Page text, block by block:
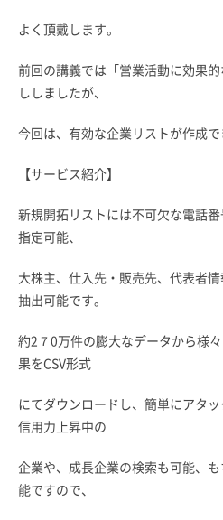
よく頂戴します。
前回の講義では「営業活動に効果
ししましたが、
今回は、有効な企業リストが作成で
【サービス紹介】
新規開拓リストには不可欠な電話
指定可能、
大株主、仕入先・販売先、代表者
抽出可能です。
約2７0万件の膨大なデータから様
果をCSV形式
にてダウンロードし、簡単にアタッ
信用力上昇中の
企業や、成長企業の検索も可能、
能ですので、